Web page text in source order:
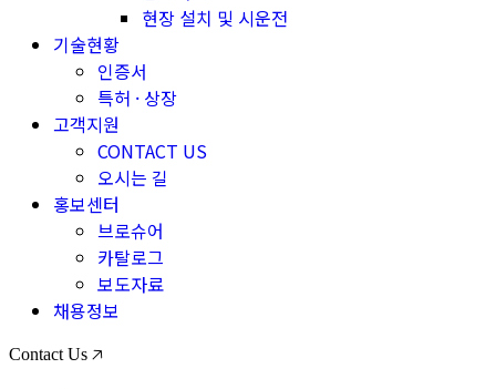
현장 설치 및 시운전
기술현황
인증서
특허 · 상장
고객지원
CONTACT US
오시는 길
홍보센터
브로슈어
카탈로그
보도자료
채용정보
Contact Us 🡥